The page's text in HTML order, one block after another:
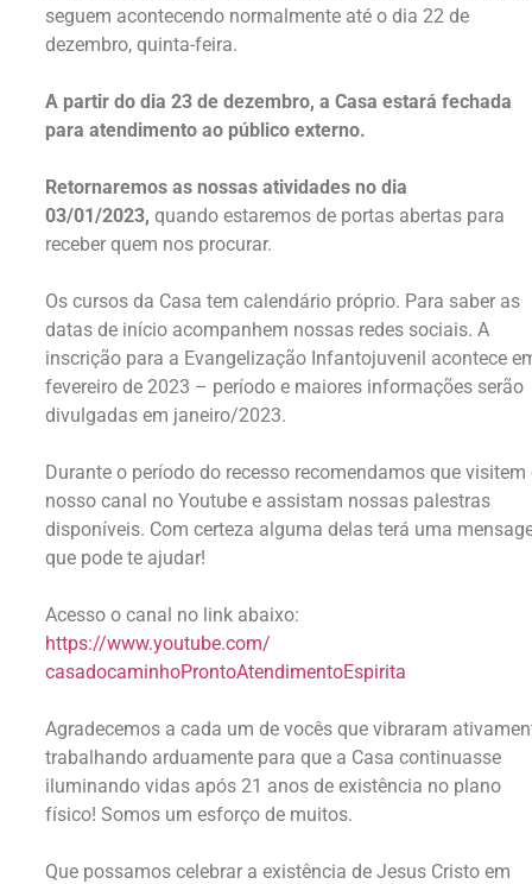
seguem acontecendo normalmente até o dia 22 de
dezembro, quinta-feira.
A partir do dia 23 de dezembro, a Casa estará fechada
para atendimento ao público externo.
Retornaremos as nossas atividades no dia
03/01/2023, quando estaremos de portas abertas para
receber quem nos procurar.
Os cursos da Casa tem calendário próprio. Para saber as
datas de início acompanhem nossas redes sociais. A
inscrição para a Evangelização Infantojuvenil acontece
fevereiro de 2023 – período e maiores informações serão
divulgadas em janeiro/2023.
Durante o período do recesso recomendamos que visitem
nosso canal no Youtube e assistam nossas palestras
disponíveis. Com certeza alguma delas terá uma
que pode te ajudar!
Acesso o canal no link abaixo:
https://www.youtube.com/
casadocaminhoProntoAtendimentoEspirita
Agradecemos a cada um de vocês que vibraram
trabalhando arduamente para que a Casa continuasse
iluminando vidas após 21 anos de existência no plano
físico! Somos um esforço de muitos.
Que possamos celebrar a existência de Jesus Cristo em